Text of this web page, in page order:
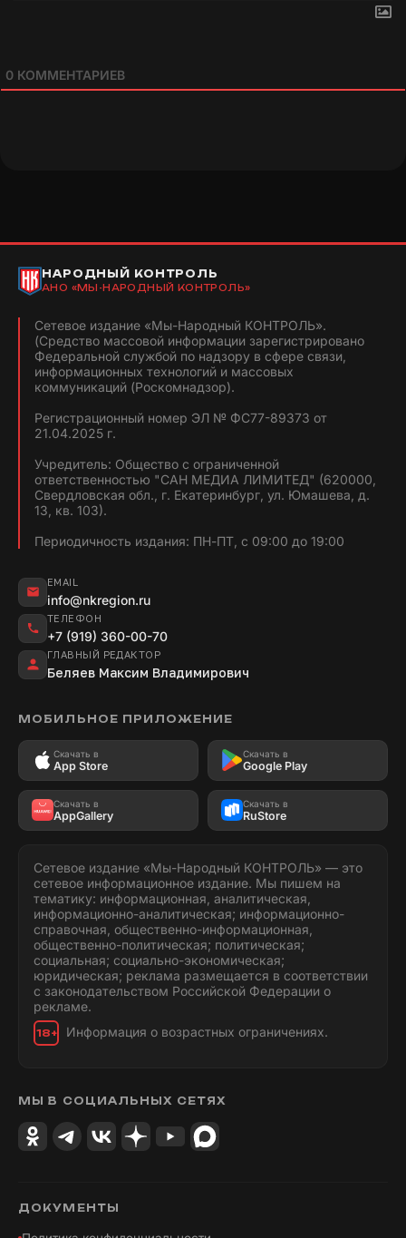
0 КОММЕНТАРИЕВ
НАРОДНЫЙ КОНТРОЛЬ
АНО «МЫ-НАРОДНЫЙ КОНТРОЛЬ»
Сетевое издание «Мы-Народный КОНТРОЛЬ».
(Средство массовой информации зарегистрировано
Федеральной службой по надзору в сфере связи,
информационных технологий и массовых
коммуникаций (Роскомнадзор).
Регистрационный номер ЭЛ № ФС77-89373 от
21.04.2025 г.
Учредитель: Общество с ограниченной
ответственностью "САН МЕДИА ЛИМИТЕД" (620000,
Свердловская обл., г. Екатеринбург, ул. Юмашева, д.
13, кв. 103).
Периодичность издания: ПН-ПТ, с 09:00 до 19:00
EMAIL
info@nkregion.ru
ТЕЛЕФОН
+7 (919) 360-00-70
ГЛАВНЫЙ РЕДАКТОР
Беляев Максим Владимирович
МОБИЛЬНОЕ ПРИЛОЖЕНИЕ
Скачать в
App Store
Скачать в
Google Play
Скачать в
AppGallery
Скачать в
RuStore
Сетевое издание «Мы-Народный КОНТРОЛЬ» — это
сетевое информационное издание. Мы пишем на
тематику: информационная, аналитическая,
информационно-аналитическая; информационно-
справочная, общественно-информационная,
общественно-политическая; политическая;
социальная; социально-экономическая;
юридическая; реклама размещается в соответствии
с законодательством Российской Федерации о
рекламе.
18+ Информация о возрастных ограничениях.
МЫ В СОЦИАЛЬНЫХ СЕТЯХ
ДОКУМЕНТЫ